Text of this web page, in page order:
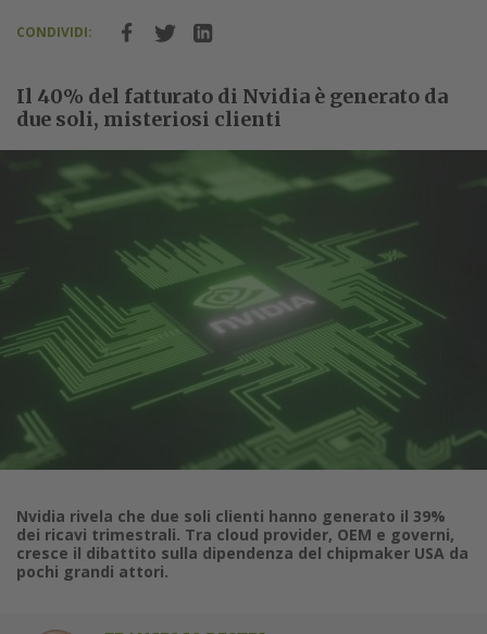
CONDIVIDI:
Il 40% del fatturato di Nvidia è generato da
due soli, misteriosi clienti
Nvidia rivela che due soli clienti hanno generato il 39%
dei ricavi trimestrali. Tra cloud provider, OEM e governi,
cresce il dibattito sulla dipendenza del chipmaker USA da
pochi grandi attori.